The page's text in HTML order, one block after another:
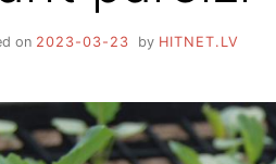
on 2023-03-23 by HITNET.LV